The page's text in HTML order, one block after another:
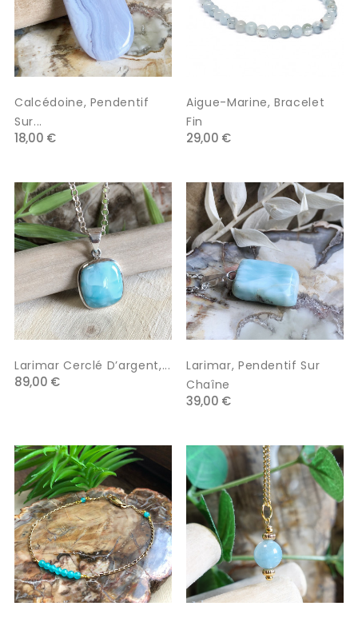
Calcédoine, Pendentif
Sur...
18,00 €
Aigue-Marine, Bracelet
Fin
29,00 €
Larimar Cerclé D’argent,...
89,00 €
Larimar, Pendentif Sur
Chaîne
39,00 €